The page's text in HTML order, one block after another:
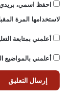
احفظ اسمي، بريدي
لاستخدامها المرة
أعلمني بمتابعة
أعلمني بالمواضيع